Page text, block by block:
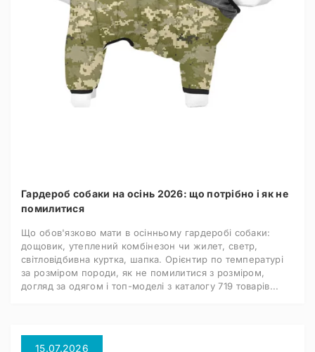
Гардероб собаки на осінь 2026: що потрібно і як не
помилитися
Що обов'язково мати в осінньому гардеробі собаки:
дощовик, утеплений комбінезон чи жилет, светр,
світловідбивна куртка, шапка. Орієнтир по температурі
за розміром породи, як не помилитися з розміром,
догляд за одягом і топ-моделі з каталогу 719 товарів...
15.07.2026